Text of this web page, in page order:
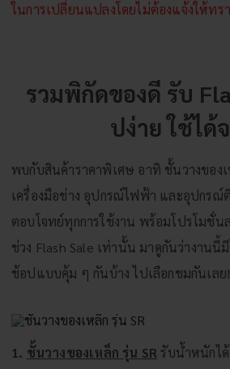
ในการเปลี่ยนแปลงโดยไม่ต้องแจ้งให้ทร
รวมพิกัดของดี รับ
ปง่าย ใช้ได้
พบกับสินค้าราคาพิเศษ อาทิ ชั้นวางของ
เครื่องมือช่าง อุปกรณ์ไฟฟ้า และอุปกรณ์
ตอบโจทย์ทุกการใช้งาน พร้อมโปรโมชั่น
ช่วง Flash Sale เท่านั้น มาดูกันว่างานนี้
ช้อปแบบคุ้ม ๆ กันบ้าง ไปเลือกชมกันเลย!
1. ชั้นวางของเหล็ก รุ่น SR รับน้ำหนักไ